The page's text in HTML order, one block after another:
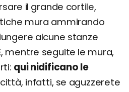
il grande cortile,
mura ammirando
alcune stanze
mentre seguite le mura,
qui nidificano le
infatti, se aguzzerete